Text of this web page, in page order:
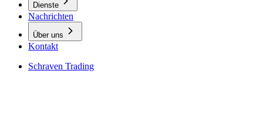
Dienste
Nachrichten
Über uns
Kontakt
Schraven Trading